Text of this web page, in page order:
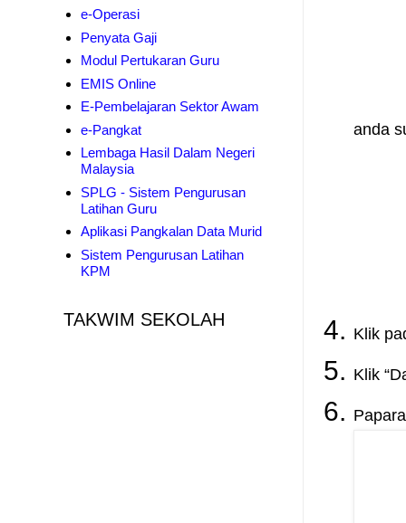
Klik
Klik
e-Operasi
Penyata Gaji
Modul Pertukaran Guru
EMIS Online
E-Pembelajaran Sektor Awam
e-Pangkat
Lembaga Hasil Dalam Negeri
Malaysia
SPLG - Sistem Pengurusan
Latihan Guru
Aplikasi Pangkalan Data Murid
Sistem Pengurusan Latihan
KPM
TAKWIM SEKOLAH